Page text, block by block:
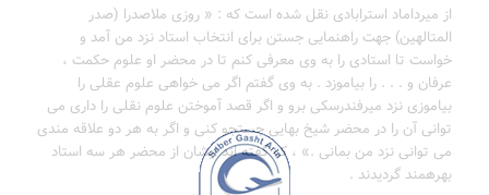
از میرداماد استرابادی نقل شده است که : « روزی ملاصدرا (صدر
المتالهین) جهت راهنمایی جستن برای انتخاب استاد نزد من آمد و
خواست تا استادی را به وی معرفی کنم تا در محضر او علوم حکمت ،
عرفان و . . . را بیاموزد . به وی گفتم اگر می خواهی علوم عقلی را
بیاموزی نزد میرفندرسکی برو و اگر قصد آموختن علوم نقلی را داری می
توانی آن را در محضر شیخ بهایی جستجو کنی و اگر به هر دو علاقه مندی
می توانی نزد من بمانی .» ، که گفته اند ایشان از محضر هر سه استاد
بهرهمند گردیدند .